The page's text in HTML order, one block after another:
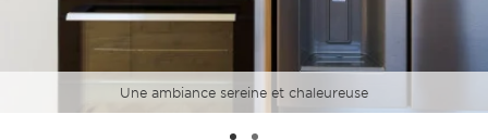
Une ambiance sereine et chaleureuse